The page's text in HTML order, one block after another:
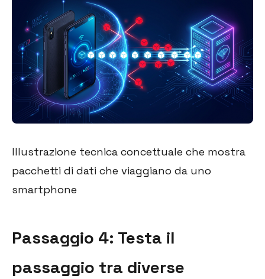
Illustrazione tecnica concettuale che mostra
pacchetti di dati che viaggiano da uno
smartphone
Passaggio 4: Testa il
passaggio tra diverse